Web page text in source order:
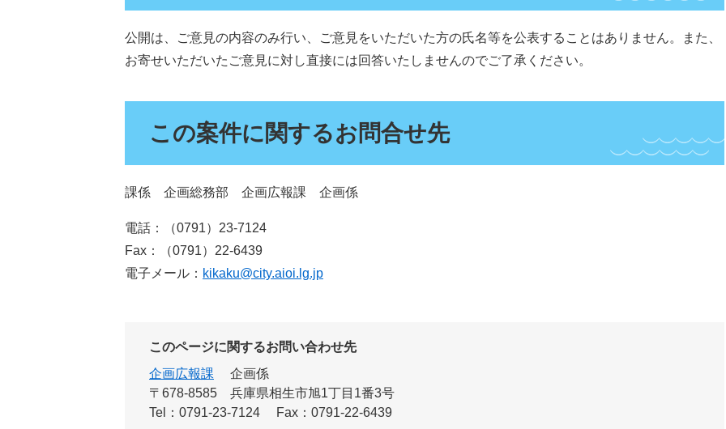
公開は、ご意見の内容のみ行い、ご意見をいただいた方の氏名等を公表することはありません。また、
お寄せいただいたご意見に対し直接には回答いたしませんのでご了承ください。
この案件に関するお問合せ先
課係 企画総務部 企画広報課 企画係
電話：（0791）23-7124
Fax：（0791）22-6439
電子メール： kikaku@city.aioi.lg.jp
このページに関するお問い合わせ先
企画広報課
企画係
〒678-8585
兵庫県相生市旭1丁目1番3号
Tel：0791-23-7124
Fax：0791-22-6439